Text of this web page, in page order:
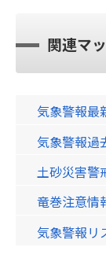
関連マ
気象警報最
気象警報過
土砂災害警
竜巻注意情
気象警報リ